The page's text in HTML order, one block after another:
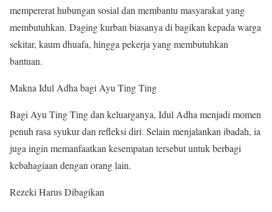
mempererat hubungan sosial dan membantu masyarakat yang
membutuhkan. Daging kurban biasanya di bagikan kepada warga
sekitar, kaum dhuafa, hingga pekerja yang membutuhkan
bantuan.
Makna Idul Adha bagi Ayu Ting Ting
Bagi Ayu Ting Ting dan keluarganya, Idul Adha menjadi momen
penuh rasa syukur dan refleksi diri. Selain menjalankan ibadah, ia
juga ingin memanfaatkan kesempatan tersebut untuk berbagi
kebahagiaan dengan orang lain.
Rezeki Harus Dibagikan